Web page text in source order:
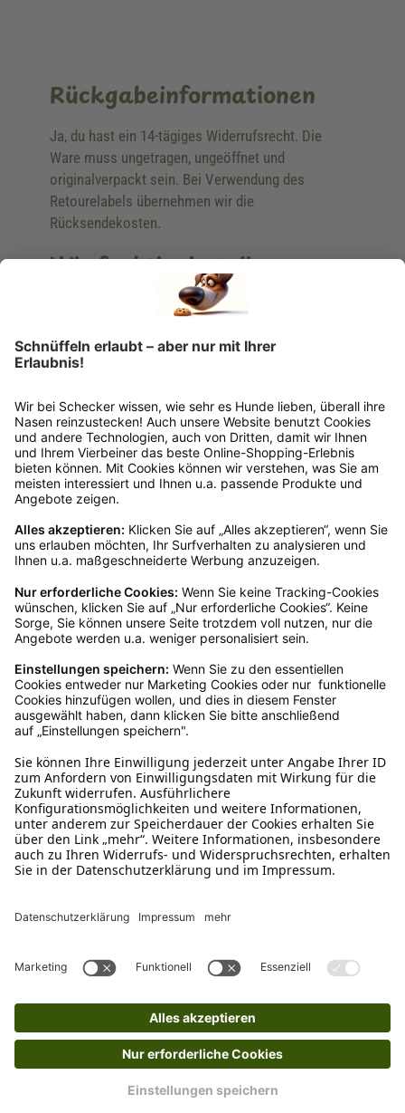
Rückgabeinformationen
Ja, du hast ein 14-tägiges Widerrufsrecht. Die
Ware muss ungetragen, ungeöffnet und
originalverpackt sein. Bei Verwendung des
Retourelabels übernehmen wir die
Rücksendekosten.
Wie funktioniert die
Rücksendung?
Bitte fülle das Rücksendeformular aus. Dieses
findest du online. Verpacke die Artikel
Rücksendeetikett auf das Paket. Dieses kannst du
dir in deinem Kundenkonto anfordern. Hast du als
Gast bestellt, schreibe uns eine Email an
verkauf@schecker.de oder rufe zu unseren
Servicezeiten an, dann lassen wir dir ein
Rücksendeetikett zukommen.
Mo – Fr 9 – 17 Uhr, Sa 9 – 13 Uhr
Ruf uns an
Schreibe uns
verkauf@schecker.de
WhatsApp Support
Tritt unserem Newsletter bei
Mehr von uns